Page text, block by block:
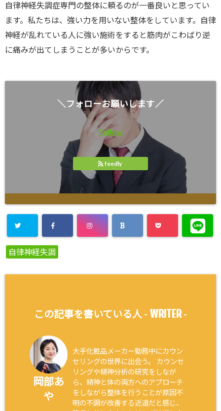
自律神経失調症専門の整体に頼るのが一番良いと思ってい
ます。私たちは、強い力を用いない整体をしています。自律
神経が乱れている人に強い施術をすると筋肉がこわばり逆
に痛みが出てしまうことが多いからです。
＼フォローお願いします／
Follow
feedly
自律神経失調
この記事を書いている人 - WRITER-
岡部あ
や
大手化粧品メーカー勤務中にカウン
セリングの世界に出会う。 カウンセ
リングや精神分析の研究をしなが
ら、精神と体の両方へのアプローチ
をしながら整体を行うことが原因不
明の不調が改善する近道だと感じ、